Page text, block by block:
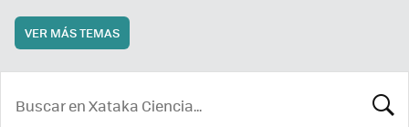
VER MÁS TEMAS